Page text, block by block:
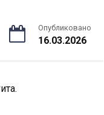
Опубликовано
16.03.2026